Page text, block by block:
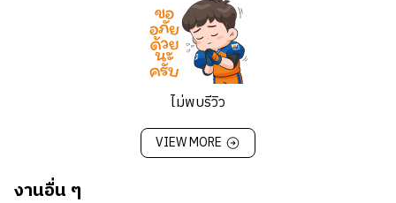
- เปลี่ยนผ้าปูเตียงและจัดเตียงให้เรียบร้อย
- เทขยะและทิ้งขยะอย่างถูกวิธี
- เติมอุปกรณ์เสริมต่าง ๆ เช่น ของใช้ในห้องน้ำและผลิตภัณฑ์
- ปฏิบัติตามขั้นตอนที่กำหนด ในการทำความสะอาดและดูแล
รักษาพื้นผิวต่าง ๆ เช่น ไม้ กระจก กระเบื้อง
เช่น การทำความสะอาดพร
ไม่พบรีวิว
VIEW MORE
งานอื่น ๆ